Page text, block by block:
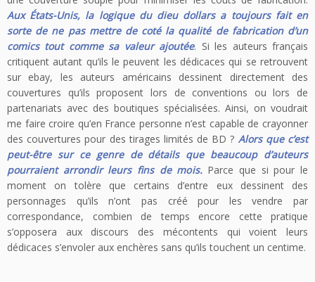
Aux États-Unis, la logique du dieu dollars a toujours fait en
sorte de ne pas mettre de coté la qualité de fabrication d’un
comics tout comme sa valeur ajoutée. Si les auteurs français
critiquent autant qu’ils le peuvent les dédicaces qui se retrouvent
sur ebay, les auteurs américains dessinent directement des
couvertures qu’ils proposent lors de conventions ou lors de
partenariats avec des boutiques spécialisées. Ainsi, on voudrait
me faire croire qu’en France personne n’est capable de crayonner
des couvertures pour des tirages limités de BD ? Alors que c’est
peut-être sur ce genre de détails que beaucoup d’auteurs
pourraient arrondir leurs fins de mois.Parce que si pour le
moment on tolère que certains d’entre eux dessinent des
personnages qu’ils n’ont pas créé pour les vendre par
correspondance, combien de temps encore cette pratique
s’opposera aux discours des mécontents qui voient leurs
dédicaces s’envoler aux enchères sans qu’ils touchent un centime.